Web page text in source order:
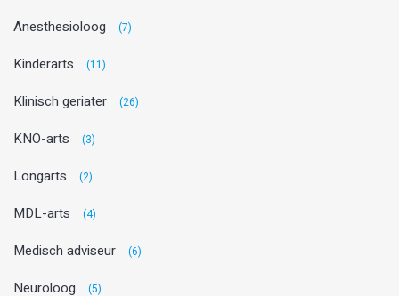
Anesthesioloog (7)
Kinderarts (11)
Klinisch geriater (26)
KNO-arts (3)
Longarts (2)
MDL-arts (4)
Medisch adviseur (6)
Neuroloog (5)